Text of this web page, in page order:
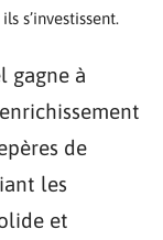
s’investissent.
gagne à
de
les
et